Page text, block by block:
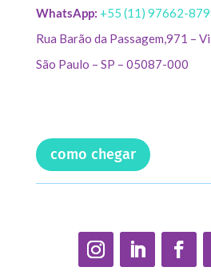
WhatsApp: +55 (11) 97662-
Rua Barão da Passagem,971 –
São Paulo – SP – 05087-000
como chegar